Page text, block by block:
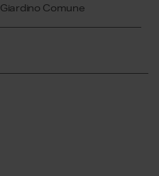
Giardino Comune